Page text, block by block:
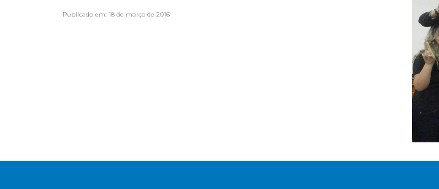
Publicado em: 18 de março de 2016